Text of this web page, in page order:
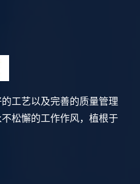
工艺以及完善的质量管理
松懈的工作作风，植根于